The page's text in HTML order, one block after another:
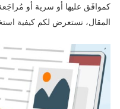
كموافَق عليها أو سرية أو
المقال، نستعرض لكم كيفية